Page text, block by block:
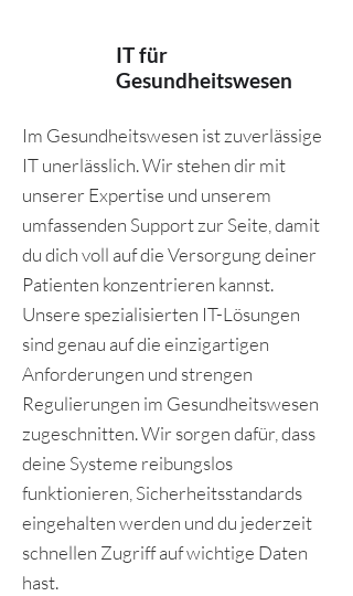
IT für
Gesundheitswesen
Im Gesundheitswesen ist zuverlässige
IT unerlässlich. Wir stehen dir mit
unserer Expertise und unserem
umfassenden Support zur Seite, damit
du dich voll auf die Versorgung deiner
Patienten konzentrieren kannst.
Unsere spezialisierten IT-Lösungen
sind genau auf die einzigartigen
Anforderungen und strengen
Regulierungen im Gesundheitswesen
zugeschnitten. Wir sorgen dafür, dass
deine Systeme reibungslos
funktionieren, Sicherheitsstandards
eingehalten werden und du jederzeit
schnellen Zugriff auf wichtige Daten
hast.